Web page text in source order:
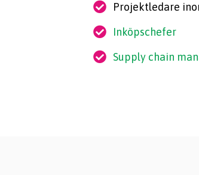
Projektledare
Inköpschefer
Supply chain